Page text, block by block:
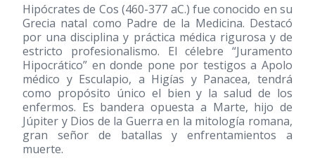
Hipócrates de Cos (460-377 aC.) fue conocido en su
Grecia natal como Padre de la Medicina. Destacó
por una disciplina y práctica médica rigurosa y de
estricto profesionalismo. El célebre “Juramento
Hipocrático” en donde pone por testigos a Apolo
médico y Esculapio, a Higías y Panacea, tendrá
como propósito único el bien y la salud de los
enfermos. Es bandera opuesta a Marte, hijo de
Júpiter y Dios de la Guerra en la mitología romana,
gran señor de batallas y enfrentamientos a
muerte.